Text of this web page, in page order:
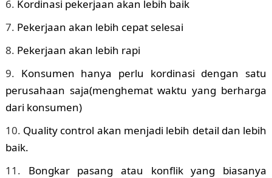
Kordinasi pekerjaan akan lebih baik
Pekerjaan akan lebih cepat selesai
Pekerjaan akan lebih rapi
Konsumen hanya perlu kordinasi dengan satu
perusahaan saja(menghemat waktu yang berharga
dari konsumen)
Quality control akan menjadi lebih detail dan lebih
baik.
Bongkar pasang atau konflik yang biasanya